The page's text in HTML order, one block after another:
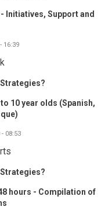
Initiatives, Support and
16:39
Strategies?
10 year olds (Spanish,
08:53
Strategies?
hours - Compilation of